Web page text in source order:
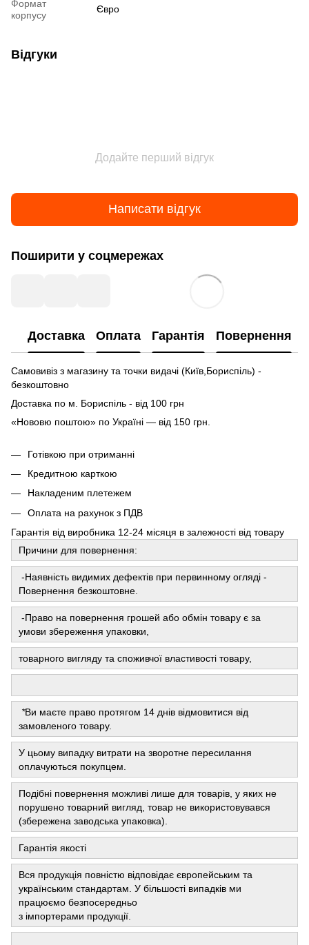
Формат
корпусу
Євро
Відгуки
Додайте перший відгук
Написати відгук
Поширити у соцмережах
Доставка Оплата Гарантія Повернення
Самовивіз з магазину та точки видачі (Київ,Бориспіль) -
безкоштовно
Доставка по м. Бориспіль - від 100 грн
«Нововю поштою» по Україні — від 150 грн.
Готівкою при отриманні
Кредитною карткою
Накладеним плетежем
Оплата на рахунок з ПДВ
Гарантія від виробника 12-24 місяця в залежності від товару
Причини для повернення:
-Наявність видимих ​​дефектів при первинному огляді -
Повернення безкоштовне.
-Право на повернення грошей або обмін товару є за
умови збереження упаковки,
товарного вигляду та споживчої властивості товару,
*Ви маєте право протягом 14 днів відмовитися від
замовленого товару.
У цьому випадку витрати на зворотне пересилання
оплачуються покупцем.
Подібні повернення можливі лише для товарів, у яких не
порушено товарний вигляд, товар не використовувався
(збережена заводська упаковка).
Гарантія якості
Вся продукція повністю відповідає європейським та
українським стандартам. У більшості випадків ми
працюємо безпосередньо
з імпортерами продукції.